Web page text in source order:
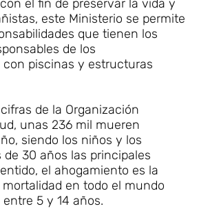
el fin de preservar la vida y
este Ministerio se permite
que tienen los
de los
piscinas y estructuras
de la Organización
unas 236 mil mueren
siendo los niños y los
30 años las principales
el ahogamiento es la
en todo el mundo
5 y 14 años.